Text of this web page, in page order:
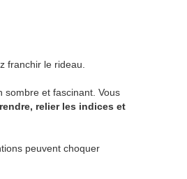
franchir le rideau.
sombre et fascinant. Vous
relier les indices et
peuvent choquer